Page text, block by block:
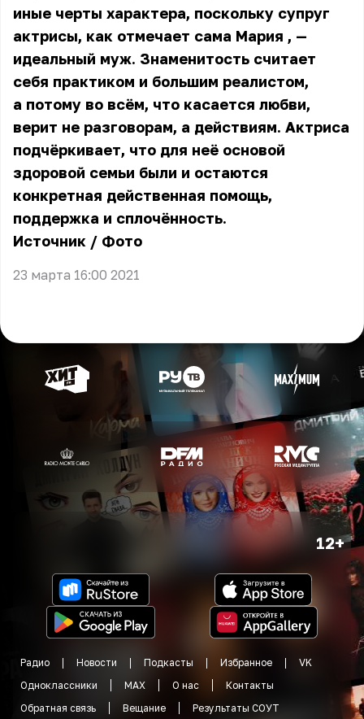
иные черты характера, поскольку супруг
актрисы, как отмечает сама Мария , —
идеальный муж. Знаменитость считает
себя практиком и большим реалистом,
а потому во всём, что касается любви,
верит не разговорам, а действиям. Актриса
подчёркивает, что для неё основой
здоровой семьи были и остаются
конкретная действенная помощь,
поддержка и сплочённость.
Источник / Фото
23 марта 16:00 2021
12+
Радио Новости Подкасты Избранное
VK
Одноклассники
MAX О нас
Контакты
Обратная связь
Вещание Результаты СОУТ